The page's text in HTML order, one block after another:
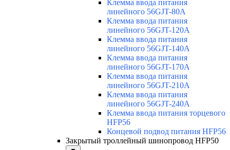
Клемма ввода питания
линейного 56GJT-80A
Клемма ввода питания
линейного 56GJT-120A
Клемма ввода питания
линейного 56GJT-140A
Клемма ввода питания
линейного 56GJT-170A
Клемма ввода питания
линейного 56GJT-210A
Клемма ввода питания
линейного 56GJT-240A
Клемма ввода питания торцевого
HFP56
Концевой подвод питания HFP56
Закрытый троллейный шинопровод HFP50